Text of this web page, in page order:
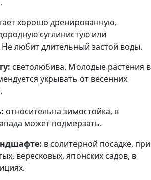
хорошо дренированную,
суглинистую или
любит длительный застой воды.
светолюбива. Молодые растения в
укрывать от весенних
относительна зимостойка, в
может подмерзать.
в солитерной посадке, при
вересковых, японских садов, в